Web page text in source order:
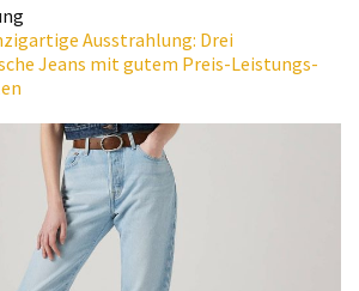
Ausstrahlung: Drei
Jeans mit gutem Preis-Leistungs-